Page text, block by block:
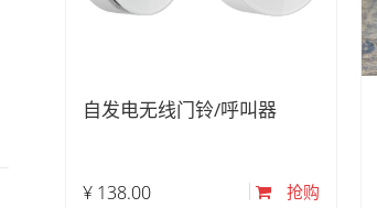
自发电无线门铃/呼叫器
¥ 138.00 抢购